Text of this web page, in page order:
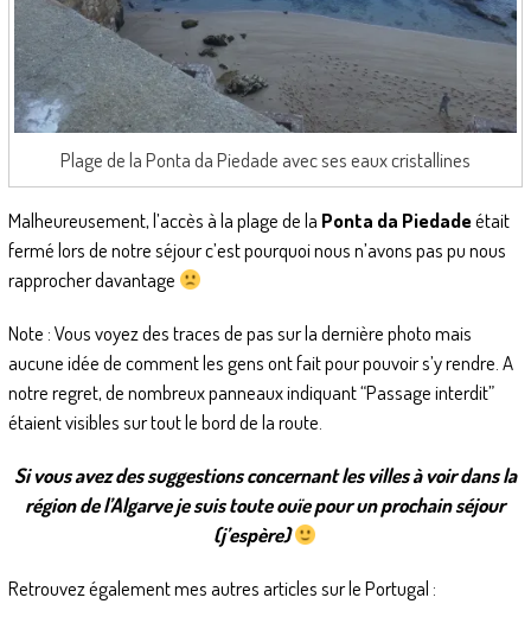
Plage de la Ponta da Piedade avec ses eaux cristallines
Malheureusement, l’accès à la plage de la Ponta da Piedadeétait
fermé lors de notre séjour c’est pourquoi nous n’avons pas pu nous
rapprocher davantage
Note : Vous voyez des traces de pas sur la dernière photo mais
aucune idée de comment les gens ont fait pour pouvoir s’y rendre. A
notre regret, de nombreux panneaux indiquant “Passage interdit”
étaient visibles sur tout le bord de la route.
Si vous avez des suggestions concernant les villes à voir dans la
région de l’Algarve je suis toute ouïe pour un prochain séjour
(j’espère)
Retrouvez également mes autres articles sur le Portugal :